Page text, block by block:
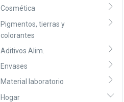
Cosmética
Pigmentos, tierras y
colorantes
Aditivos Alim.
Envases
Material laboratorio
Hogar